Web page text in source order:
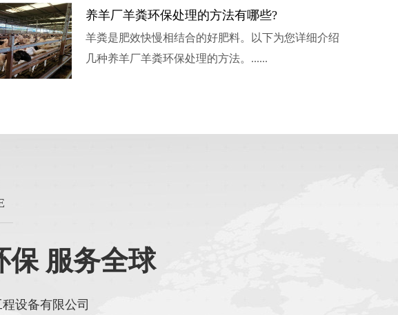
养羊厂羊粪环保处理的方法有哪些?
羊粪是肥效快慢相结合的好肥料。以下为您详细介绍
几种养羊厂羊粪环保处理的方法。......
肥生产线配置
2022-07-11
机肥生产线配置
合肥生产线配置
保 服务全球
设备有限公司